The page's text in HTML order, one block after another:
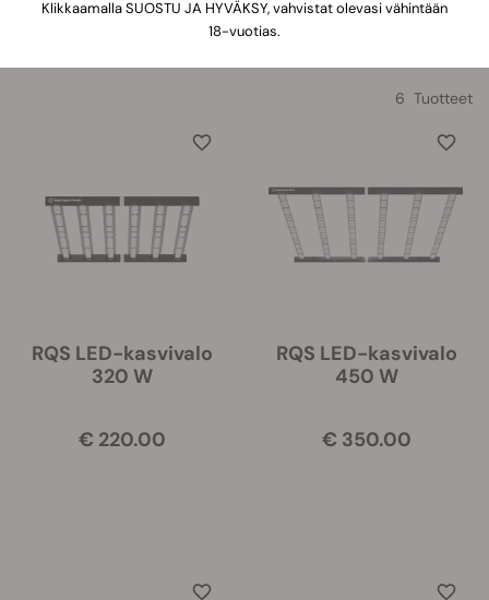
Lajittele
6 Tuotteet
RQS LED-kasvivalo
320 W
€ 220.00
RQS LED-kasvivalo
450 W
€ 350.00
Klikkaamalla SUOSTU JA HYVÄKSY, vahvistat olevasi vähintään
18-vuotias.